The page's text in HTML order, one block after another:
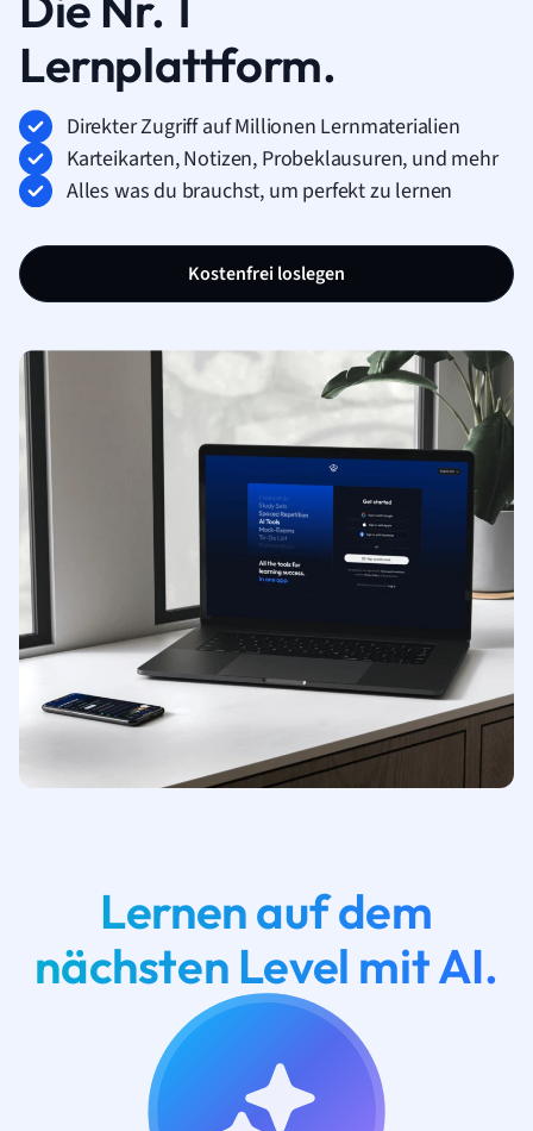
Lernplattform.
Direkter Zugriff auf Millionen Lernmaterialien
Karteikarten, Notizen, Probeklausuren, und mehr
Alles was du brauchst, um perfekt zu lernen
Kostenfrei loslegen
Lernen auf dem
nächsten Level mit AI.